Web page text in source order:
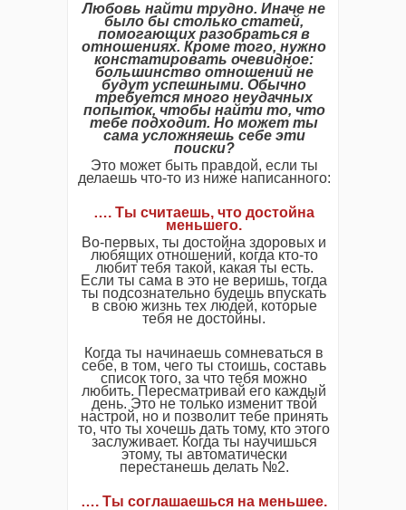
Любовь найти трудно. Иначе не
было бы столько статей,
помогающих разобраться в
отношениях. Кроме того, нужно
констатировать очевидное:
большинство отношений не
будут успешными. Обычно
требуется много неудачных
попыток, чтобы найти то, что
тебе подходит. Но может ты
сама усложняешь себе эти
поиски?
Это может быть правдой, если ты
делаешь что-то из ниже написанного:
…. Ты считаешь, что достойна
меньшего.
Во-первых, ты достойна здоровых и
любящих отношений, когда кто-то
любит тебя такой, какая ты есть.
Если ты сама в это не веришь, тогда
ты подсознательно будешь впускать
в свою жизнь тех людей, которые
тебя не достойны.
Когда ты начинаешь сомневаться в
себе, в том, чего ты стоишь, составь
список того, за что тебя можно
любить. Пересматривай его каждый
день. Это не только изменит твой
настрой, но и позволит тебе принять
то, что ты хочешь дать тому, кто этого
заслуживает. Когда ты научишься
этому, ты автоматически
перестанешь делать №2.
…. Ты соглашаешься на меньшее.